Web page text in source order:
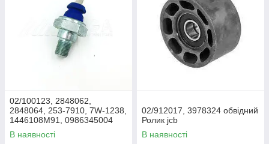
02/100123, 2848062,
2848064, 253-7910, 7W-1238,
1446108M91, 0986345004
Датчик тиску масла JCB 3CX,
4CX
В наявності
02/912017, 3978324 обвідний
Ролик jcb
В наявності